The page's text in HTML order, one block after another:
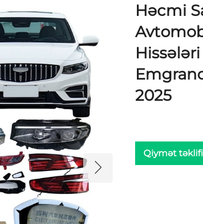
Həcmi
2025
Qiymət təklifi